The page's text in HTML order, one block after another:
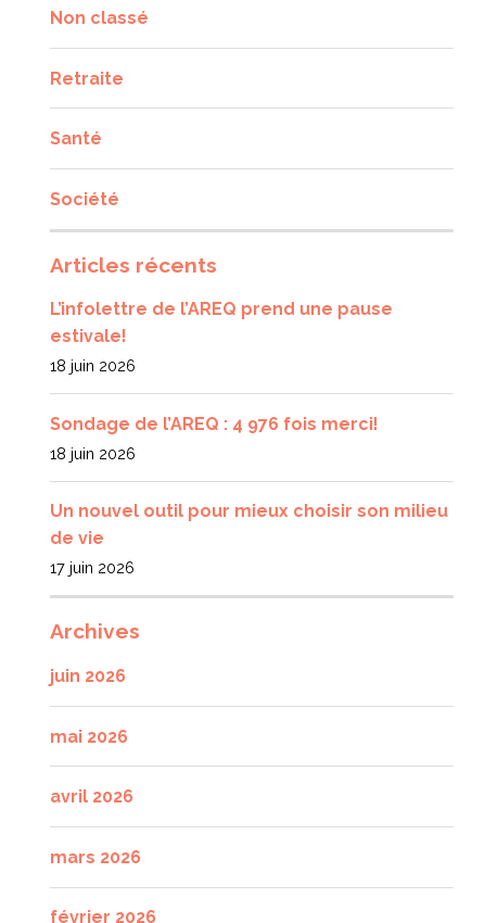
Non classé
Retraite
Santé
Société
Articles récents
L’infolettre de l’AREQ prend une pause
estivale!
18 juin 2026
Sondage de l’AREQ : 4 976 fois merci!
18 juin 2026
Un nouvel outil pour mieux choisir son milieu
de vie
17 juin 2026
Archives
juin 2026
mai 2026
avril 2026
mars 2026
février 2026